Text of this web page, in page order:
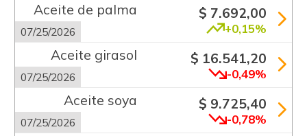
Aceite de palma
07/25/2026
$ 7.692,00
+0,15%
Aceite girasol
07/25/2026
$ 16.541,20
-0,49%
Aceite soya
07/25/2026
$ 9.725,40
-0,78%